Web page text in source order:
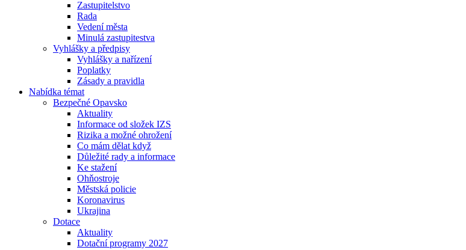
Zastupitelstvo
Rada
Vedení města
Minulá zastupitestva
Vyhlášky a předpisy
Vyhlášky a nařízení
Poplatky
Zásady a pravidla
Nabídka témat
Bezpečné Opavsko
Aktuality
Informace od složek IZS
Rizika a možné ohrožení
Co mám dělat když
Důležité rady a informace
Ke stažení
Ohňostroje
Městská policie
Koronavirus
Ukrajina
Dotace
Aktuality
Dotační programy 2027